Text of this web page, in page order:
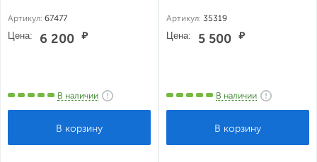
Артикул: 67477
Цена: 6 200 ₽
В наличии
Артикул: 35319
Цена: 5 500 ₽
В наличии